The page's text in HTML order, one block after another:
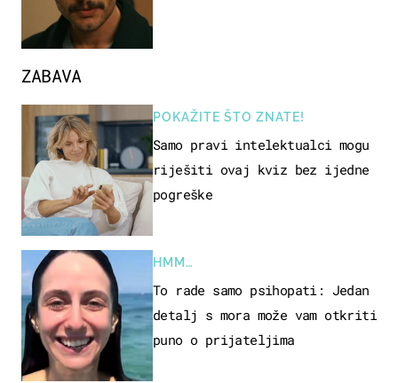
ZABAVA
POKAŽITE ŠTO ZNATE!
Samo pravi intelektualci mogu
riješiti ovaj kviz bez ijedne
pogreške
HMM…
To rade samo psihopati: Jedan
detalj s mora može vam otkriti
puno o prijateljima